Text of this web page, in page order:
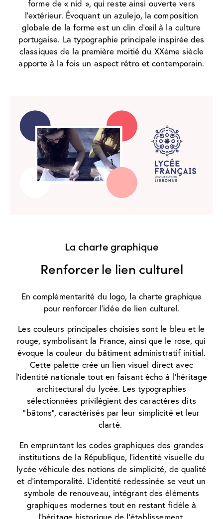
forme de « nid », qui reste ainsi ouverte vers
l’extérieur. Évoquant un azulejo, la composition
globale de la forme est un clin d’œil à la culture
portugaise. La typographie principale inspirée des
classiques de la première moitié du XXème siècle
apporte à la fois un aspect rétro et contemporain.
La charte graphique
Renforcer le lien culturel
En complémentarité du logo, la charte graphique
pour renforcer l’idée de lien culturel.
Les couleurs principales choisies sont le bleu et le
rouge, symbolisant la France, ainsi que le rose, qui
évoque la couleur du bâtiment administratif initial.
Cette palette crée un lien visuel direct avec
l’identité nationale tout en faisant écho à l’héritage
architectural du lycée. Les typographies
sélectionnées privilégient des caractères dits
“bâtons”, caractérisés par leur simplicité et leur
clarté.
En empruntant les codes graphiques des grandes
institutions de la République, l’identité visuelle du
lycée véhicule des notions de simplicité, de qualité
et d’intemporalité. L’identité redessinée se veut un
symbole de renouveau, intégrant des éléments
graphiques modernes tout en restant fidèle à
l’héritage historique de l’établissement.